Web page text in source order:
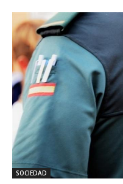
SOCIEDAD